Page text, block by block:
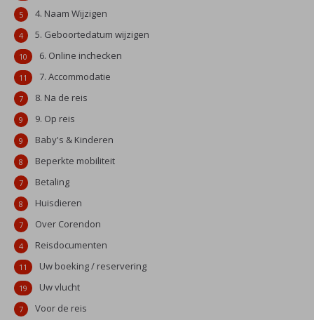
4. Naam Wijzigen
5
5. Geboortedatum wijzigen
4
6. Online inchecken
10
7. Accommodatie
11
8. Na de reis
7
9. Op reis
9
Baby's & Kinderen
9
Beperkte mobiliteit
8
Betaling
7
Huisdieren
8
Over Corendon
7
Reisdocumenten
4
Uw boeking / reservering
11
Uw vlucht
19
Voor de reis
7